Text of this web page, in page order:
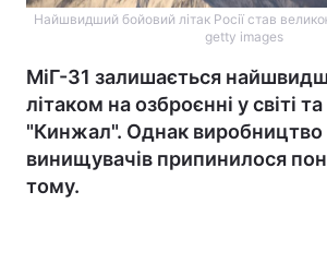
Найшвидший бойовий літак Росії став
getty images
МіГ-31 залишається
літаком на озброєнні у світі
"Кинжал". Однак виробництво
винищувачів припинилося
тому.